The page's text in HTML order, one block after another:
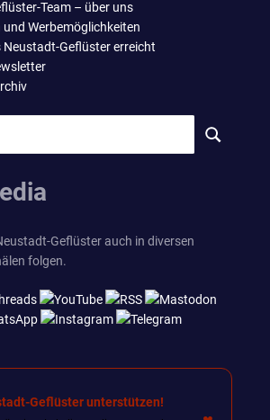
Team – über uns
und Werbemöglichkeiten
Neustadt-Geflüster erreicht
SUCHEN
Geflüster auch in diversen
folgen.
Geflüster unterstützen!